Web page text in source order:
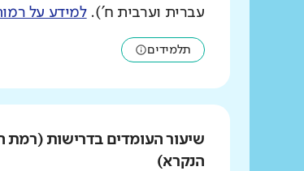
עברית וערבית ח').למידע על
תלמידים
שיעור העומדים בדרישות (רמת
הנקרא)